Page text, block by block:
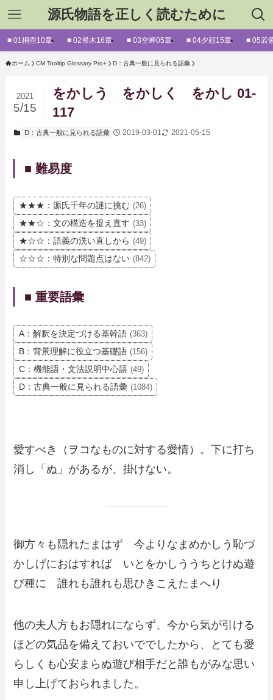
源氏物語を正しく読むために
■ 01桐壺10章 ■ 02帚木16章 ■ 03空蝉05章 ■ 04夕顔15章 ■ 05若
ホーム CM Tooltip Glossary Pro+ D：古典一般に見られる語彙
をかしう をかしく をかし 01-
117
2021
5/15
D：古典一般に見られる語彙 2019-03-01 2021-05-15
■ 難易度
★★★：源氏千年の謎に挑む (26)
★★☆：文の構造を捉え直す (33)
★☆☆：語義の洗い直しから (49)
☆☆☆：特別な問題点はない (842)
■ 重要語彙
A：解釈を決定づける基幹語 (363)
B：背景理解に役立つ基礎語 (156)
C：機能語・文法説明中心語 (49)
D：古典一般に見られる語彙 (1084)
愛すべき（ヲコなものに対する愛情）。下に打ち
消し「ぬ」があるが、掛けない。
御方々も隠れたまはず 今よりなまめかしう恥づ
かしげにおはすれば いとをかしううちとけぬ遊
び種に 誰れも誰れも思ひきこえたまへり
他の夫人方もお隠れにならず、今から気が引ける
ほどの気品を備えておいででしたから、とても愛
らしくも心安まらぬ遊び相手だと誰もがみな思い
申し上げておられました。